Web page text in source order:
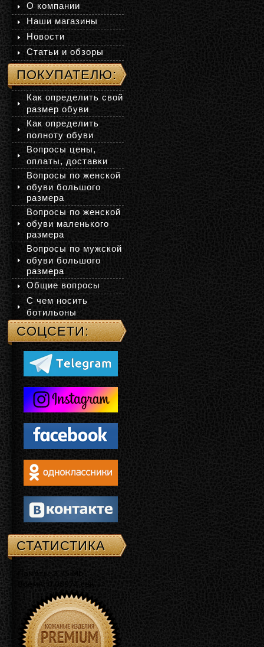
О компании
Наши магазины
Новости
Статьи и обзоры
ПОКУПАТЕЛЮ:
Как определить свой
размер обуви
Как определить
полноту обуви
Вопросы цены,
оплаты, доставки
Вопросы по женской
обуви большого
размера
Вопросы по женской
обуви маленького
размера
Вопросы по мужской
обуви большого
размера
Общие вопросы
С чем носить
ботильоны
СОЦСЕТИ:
СТАТИСТИКА
Память: 3.75 Mb
Время: 0.08974 сек.